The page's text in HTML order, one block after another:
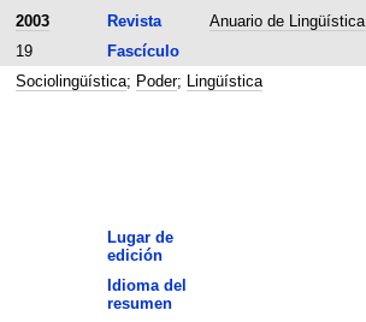
2003 Revista
Anuario de
19
Fascículo
Sociolingüística; Poder; Lingüística
Lugar de
edición
Idioma del
resumen